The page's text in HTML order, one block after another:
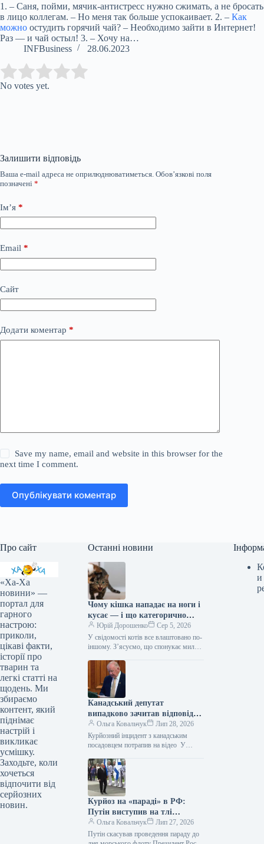
1. – Саня, пойми, мячик-антистресс нужно сжимать, а не бросать
в лицо коллегам. – Но меня так больше успокаивает. 2. – Как
можно остудить горячий чай? – Необходимо зайти в Интернет!
Раз — и чай остыл! 3. – Хочу на…
INFBusiness
28.06.2023
Rate this item:
No votes yet.
Залишити відповідь
Ваша e-mail адреса не оприлюднюватиметься. Обов’язкові поля
позначені *
Ім’я *
Email *
Сайт
Додати коментар *
Save my name, email and website in this browser for the
next time I comment.
Опублікувати коментар
Про сайт
«Ха-Ха
новини» —
портал для
гарного
настрою:
приколи,
цікаві факти,
історії про
тварин та
легкі статті на
щодень. Ми
збираємо
контент, який
піднімає
настрій і
викликає
усмішку.
Заходьте, коли
хочеться
відпочити від
серйозних
новин.
Останні новини
Чому кішка нападає на ноги і
кусає — і що категорично
заборонено робити у відповідь
Юрій Дорошенко
Сер 5, 2026
У свідомості котів все влаштовано по-
іншому. З’ясуємо, що спонукає милу
домашнього бешкетника, і як
повернути спокій…
Канадський депутат
випадково зачитав відповідь
від ChatGPT під час промови
(відео)
Ольга Ковальчук
Лип 28, 2026
Курйозний інцидент з канадським
посадовцем потрапив на відео У
провінції Нью-Брансвік Білл Олівер
потрапив у курйозну ситуацію.…
Курйоз на «параді» в РФ:
Путін виступив на тлі
намальованого флоту (фото)
Ольга Ковальчук
Лип 27, 2026
Путін скасував проведення параду до
и